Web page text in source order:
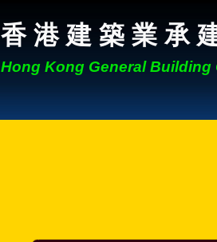
香 港 建 築 業 承
Hong Kong General